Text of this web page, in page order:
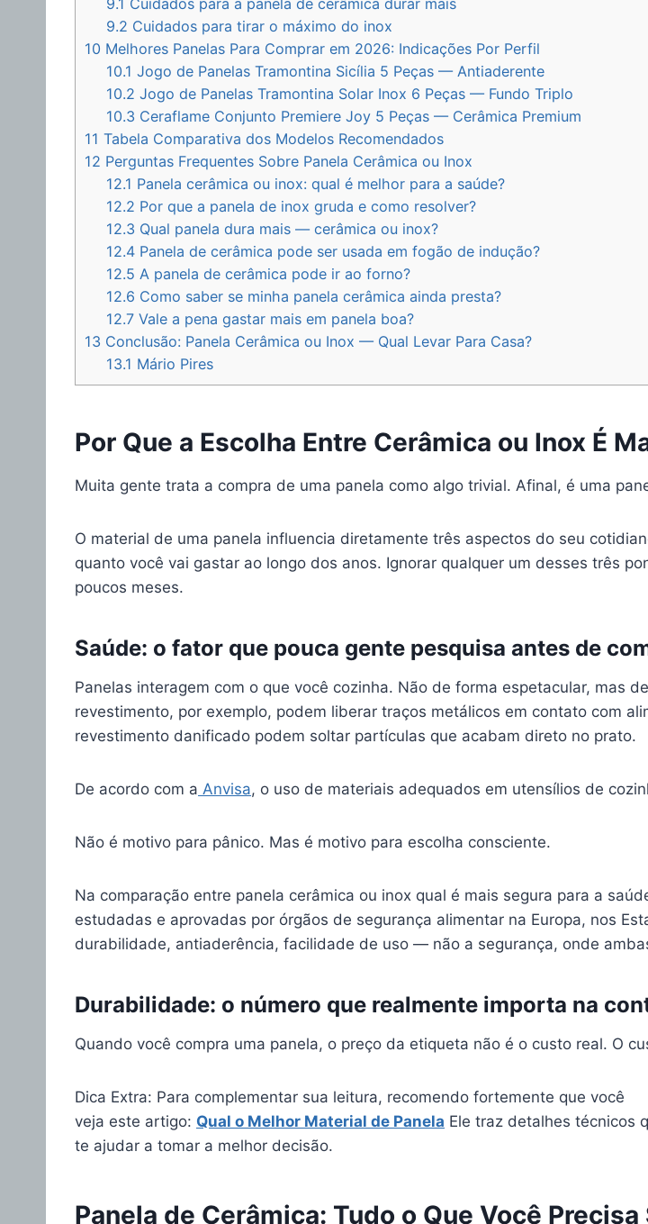
9.1 Cuidados para a panela de cerâmica durar mais
9.2 Cuidados para tirar o máximo do inox
10 Melhores Panelas Para Comprar em 2026: Indicações Por Perfil
10.1 Jogo de Panelas Tramontina Sicília 5 Peças — Antiaderente
10.2 Jogo de Panelas Tramontina Solar Inox 6 Peças — Fundo Triplo
10.3 Ceraflame Conjunto Premiere Joy 5 Peças — Cerâmica Premium
11 Tabela Comparativa dos Modelos Recomendados
12 Perguntas Frequentes Sobre Panela Cerâmica ou Inox
12.1 Panela cerâmica ou inox: qual é melhor para a saúde?
12.2 Por que a panela de inox gruda e como resolver?
12.3 Qual panela dura mais — cerâmica ou inox?
12.4 Panela de cerâmica pode ser usada em fogão de indução?
12.5 A panela de cerâmica pode ir ao forno?
12.6 Como saber se minha panela cerâmica ainda presta?
12.7 Vale a pena gastar mais em panela boa?
13 Conclusão: Panela Cerâmica ou Inox — Qual Levar Para Casa?
13.1 Mário Pires
Por Que a Escolha Entre Cerâmica ou Inox É
Muita gente trata a compra de uma panela como algo trivial. Afinal, é uma
O material de uma panela influencia diretamente três aspectos do seu
quanto você vai gastar ao longo dos anos. Ignorar qualquer um desses três
poucos meses.
Saúde: o fator que pouca gente pesquisa antes de
Panelas interagem com o que você cozinha. Não de forma espetacular, mas
revestimento, por exemplo, podem liberar traços metálicos em contato com
revestimento danificado podem soltar partículas que acabam direto no prato.
De acordo com a Anvisa, o uso de materiais adequados em utensílios de
Não é motivo para pânico. Mas é motivo para escolha consciente.
Na comparação entre panela cerâmica ou inox qual é mais segura para a
estudadas e aprovadas por órgãos de segurança alimentar na Europa, nos
durabilidade, antiaderência, facilidade de uso — não a segurança, onde
Durabilidade: o número que realmente importa na
Quando você compra uma panela, o preço da etiqueta não é o custo real. O
Dica Extra: Para complementar sua leitura, recomendo fortemente que você
veja este artigo: Qual o Melhor Material de Panela Ele traz detalhes técnicos
te ajudar a tomar a melhor decisão.
Panela de Cerâmica: Tudo o Que Você